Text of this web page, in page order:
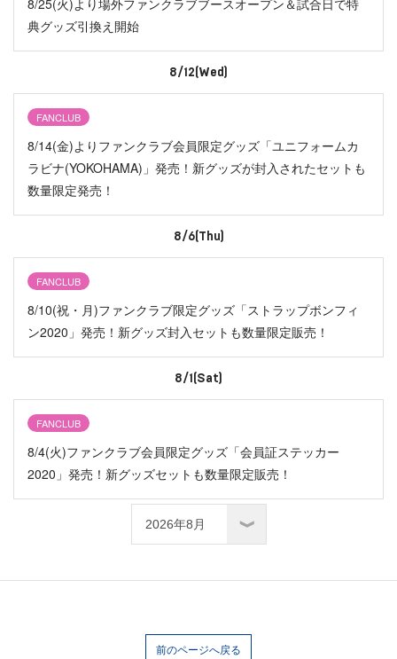
典グッズ引換え開始
8/12(Wed)
FANCLUB
8/14(金)よりファンクラブ会員限定グッズ「ユニフォームカ
ラビナ(YOKOHAMA)」発売！新グッズが封入されたセットも
数量限定発売！
8/6(Thu)
FANCLUB
8/10(祝・月)ファンクラブ限定グッズ「ストラップボンフィ
ン2020」発売！新グッズ封入セットも数量限定販売！
8/1(Sat)
FANCLUB
8/4(火)ファンクラブ会員限定グッズ「会員証ステッカー
2020」発売！新グッズセットも数量限定販売！
前のページへ戻る